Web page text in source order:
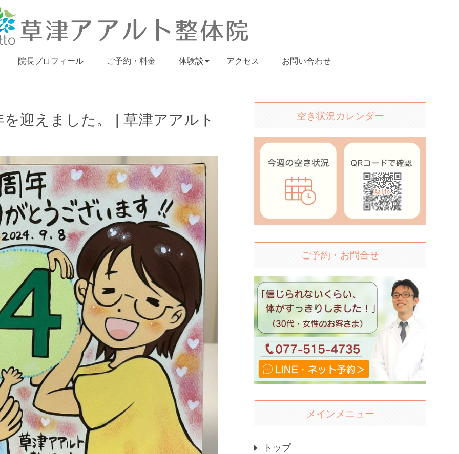
院長プロフィール ご予約・料金 体験談 アクセス お問い合わせ
迎えました。 | 草津アアルト
空き状況カレンダー
ご予約・お問合せ
メインメニュー
トップ